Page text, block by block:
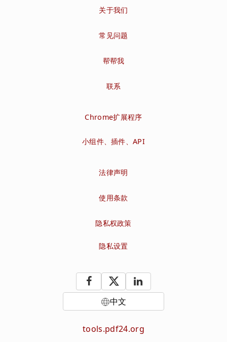
关于我们
常见问题
帮帮我
联系
Chrome扩展程序
小组件、插件、API
法律声明
使用条款
隐私权政策
隐私设置
中文
tools.pdf24.org